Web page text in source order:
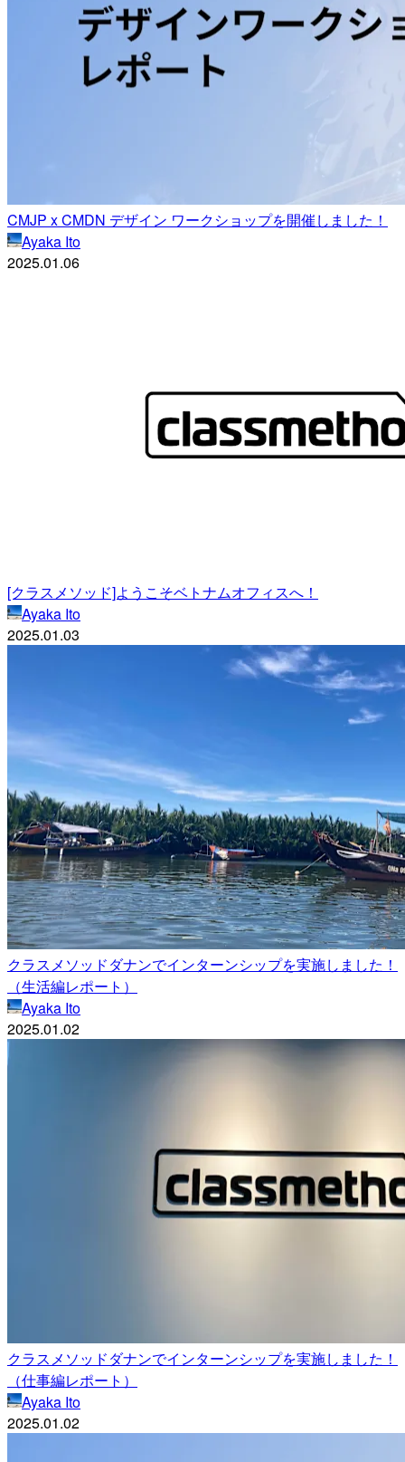
CMJP x CMDN デザイン ワークショップを開催しました！
Ayaka Ito
2025.01.06
[クラスメソッド]ようこそベトナムオフィスへ！
Ayaka Ito
2025.01.03
クラスメソッドダナンでインターンシップを実施しました！
（生活編レポート）
Ayaka Ito
2025.01.02
クラスメソッドダナンでインターンシップを実施しました！
（仕事編レポート）
Ayaka Ito
2025.01.02